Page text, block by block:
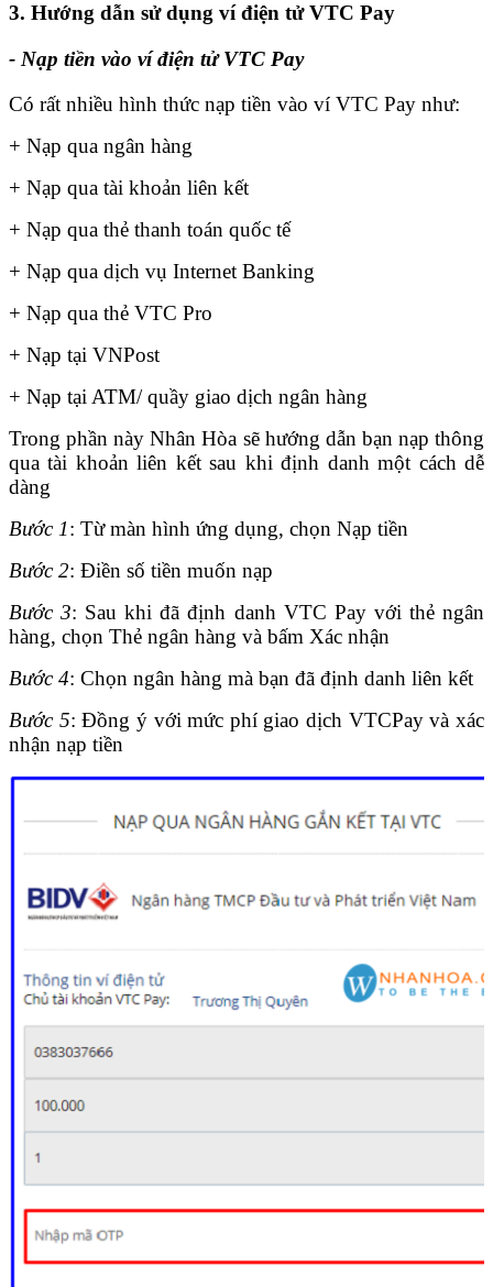
3. Hướng dẫn sử dụng ví điện tử VTC Pay
- Nạp tiền vào ví điện tử VTC Pay
Có rất nhiều hình thức nạp tiền vào ví VTC Pay như:
+ Nạp qua ngân hàng
+ Nạp qua tài khoản liên kết
+ Nạp qua thẻ thanh toán quốc tế
+ Nạp qua dịch vụ Internet Banking
+ Nạp qua thẻ VTC Pro
+ Nạp tại VNPost
+ Nạp tại ATM/ quầy giao dịch ngân hàng
Trong phần này Nhân Hòa sẽ hướng dẫn bạn nạp thông
qua tài khoản liên kết sau khi định danh một cách dễ
dàng
Bước 1: Từ màn hình ứng dụng, chọn Nạp tiền
Bước 2: Điền số tiền muốn nạp
Bước 3: Sau khi đã định danh VTC Pay với thẻ ngân
hàng, chọn Thẻ ngân hàng và bấm Xác nhận
Bước 4: Chọn ngân hàng mà bạn đã định danh liên kết
Bước 5: Đồng ý với mức phí giao dịch VTCPay và xác
nhận nạp tiền